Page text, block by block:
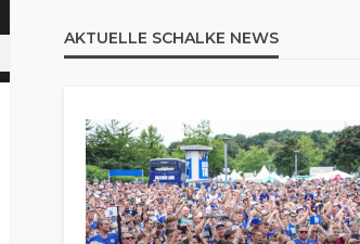
AKTUELLE SCHALKE NEWS